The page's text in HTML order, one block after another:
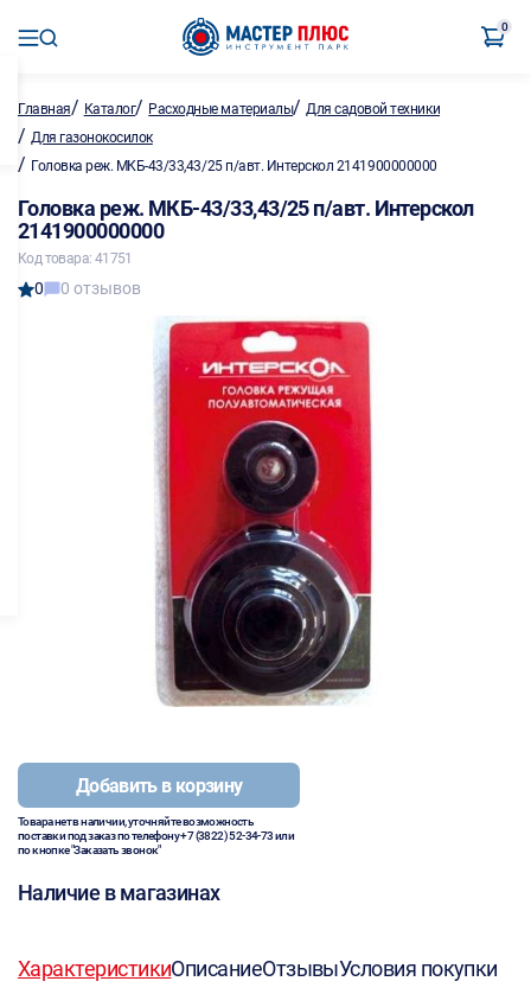
0
Главная/ Каталог/ Расходные материалы/Для садовой техники
/ Для газонокосилок
/ Головка реж. МКБ-43/33,43/25 п/авт. Интерскол 2141900000000
Головка реж. МКБ-43/33,43/25 п/авт. Интерскол
2141900000000
Код товара: 41751
0 0 отзывов
Добавить в корзину
Товара нет в наличии, уточняйте возможность
поставки под заказ по телефону+7 (3822) 52-34-73или
по кнопке "Заказать звонок"
Наличие в магазинах
ХарактеристикиОписаниеОтзывыУсловия покупки